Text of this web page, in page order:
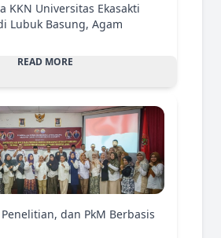
KKN Universitas Ekasakti
Lubuk Basung, Agam
READ MORE
dan PkM Berbasis